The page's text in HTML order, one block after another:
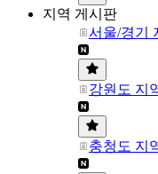
지역 게시판
서울/경기
강원도 지
충청도 지